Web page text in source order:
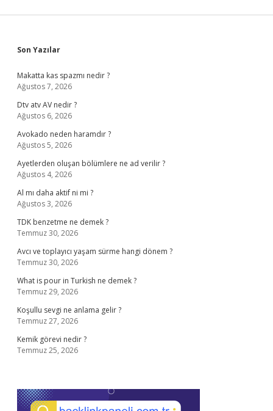
Sidebar
Son Yazılar
Makatta kas spazmı nedir ?
Ağustos 7, 2026
Dtv atv AV nedir ?
Ağustos 6, 2026
Avokado neden haramdır ?
Ağustos 5, 2026
Ayetlerden oluşan bölümlere ne ad verilir ?
Ağustos 4, 2026
Al mı daha aktif ni mi ?
Ağustos 3, 2026
TDK benzetme ne demek ?
Temmuz 30, 2026
Avcı ve toplayıcı yaşam sürme hangi dönem ?
Temmuz 30, 2026
What is pour in Turkish ne demek ?
Temmuz 29, 2026
Koşullu sevgi ne anlama gelir ?
Temmuz 27, 2026
Kemik görevi nedir ?
Temmuz 25, 2026